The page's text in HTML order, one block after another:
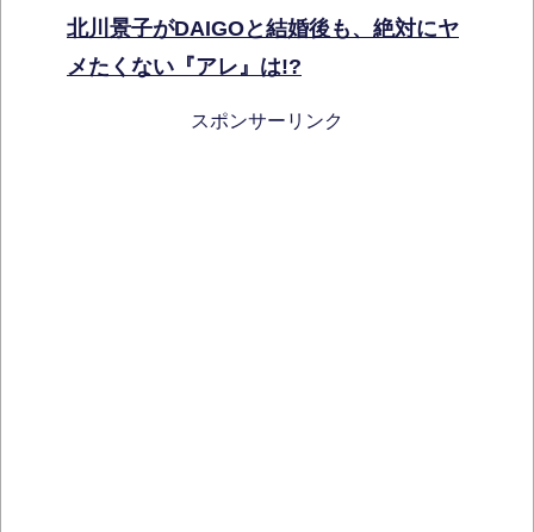
北川景子がDAIGOと結婚後も、絶対にヤ
メたくない『アレ』は!?
スポンサーリンク